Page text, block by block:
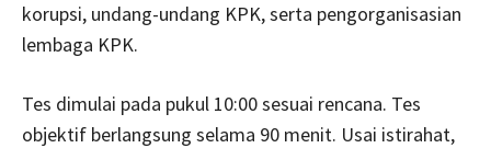
korupsi, undang-undang KPK, serta pengorganisasian
lembaga KPK.
Tes dimulai pada pukul 10:00 sesuai rencana. Tes
objektif berlangsung selama 90 menit. Usai istirahat,